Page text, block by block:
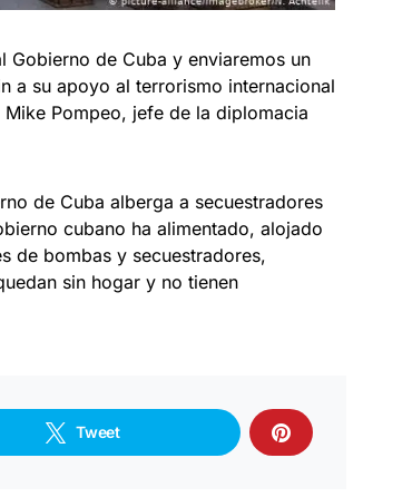
Gobierno de Cuba y enviaremos un
a su apoyo al terrorismo internacional
Pompeo, jefe de la diplomacia
de Cuba alberga a secuestradores
cubano ha alimentado, alojado
de bombas y secuestradores,
sin hogar y no tienen
Tweet